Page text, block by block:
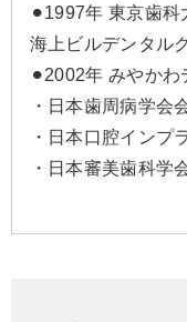
⚫︎1997年 東京歯科
海上ビルデンタル
⚫︎2002年 みやか
・日本歯周病学会
・日本口腔インプ
・日本審美歯科学